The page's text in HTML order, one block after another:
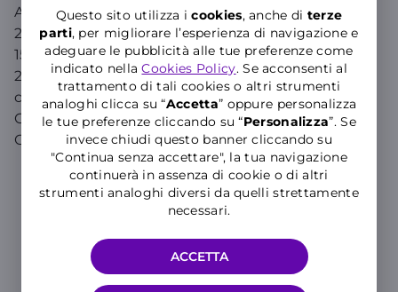
Questo sito utilizza icookies, anche di terze
parti, per migliorare l’esperienza di navigazione e
adeguare le pubblicità alle tue preferenze come
indicato nellaCookies Policy. Se acconsenti al
trattamento di tali cookies o altri strumenti
analoghi clicca su “Accetta” oppure personalizza
le tue preferenze cliccando su “Personalizza”. Se
invece chiudi questo banner cliccando su
"Continua senza accettare", la tua navigazione
continuerà in assenza di cookie o di altri
strumenti analoghi diversi da quelli strettamente
necessari.
ACCETTA
Authority in resolutions 78/02/CONS, 179/03/CSP,
254/04/CSP,104/05/CSP, with the new resolution
154/12/CONS, 131/06/CSP, 79/09/CSP and
244/08/CSP. For any information relating to
contracts or other aspects not covered by this
Charter, please refer to our General Terms and
Conditions.
WINDTRE Service Charter